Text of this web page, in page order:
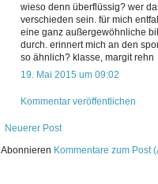
wieso denn überflüssig? wer
verschieden sein. für mich
eine ganz außergewöhnliche
durch. erinnert mich an den
so ähnlich? klasse, margit rehn
19. Mai 2015 um 09:02
Kommentar veröffentlichen
Neuerer Post
Abonnieren Kommentare zum Post